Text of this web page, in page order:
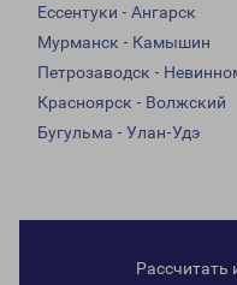
Ессентуки - Ангарск
Мурманск - Камышин
Петрозаводск -
Красноярск - Волжский
Бугульма - Улан-Удэ
Рассчитать